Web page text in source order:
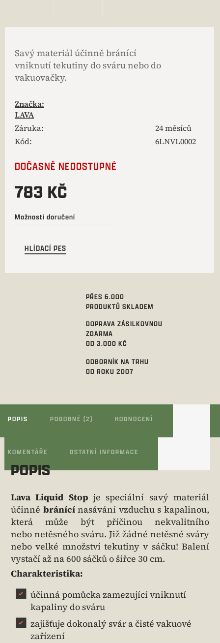
Savý materiál účinně bránící
vniknutí tekutiny do sváru nebo do
vakuovačky.
Značka:
LAVA
Záruka:
24 měsíců
Kód:
6LNVL0002
DOČASNĚ NEDOSTUPNÉ
783 KČ
Možnosti doručení
HLÍDACÍ PES
PŘES 6.000
PRODUKTŮ SKLADEM
DOPRAVA ZÁSILKOVNOU
ZDARMA
OD 3.000 KČ
ODBORNÍK NA TRHU
OD ROKU 2007
POPIS PODOBNÉ (2) HODNOCENÍ
KOMENTÁŘE OSTATNÍ INFORMACE
POPIS
Lava Liquid Stop je speciální savý materiál
účinně bránícínasávání vzduchu s kapalinou,
která může být příčinou nekvalitního
nebo netěsného sváru. Již žádné netěsné sváry
nebo velké množství tekutiny v sáčku! Balení
vystačí až na 600 sáčků o šířce 30 cm.
Charakteristika:
účinná pomůcka zamezující vniknutí
kapaliny do sváru
zajišťuje dokonalý svár a čisté vakuové
zařízení